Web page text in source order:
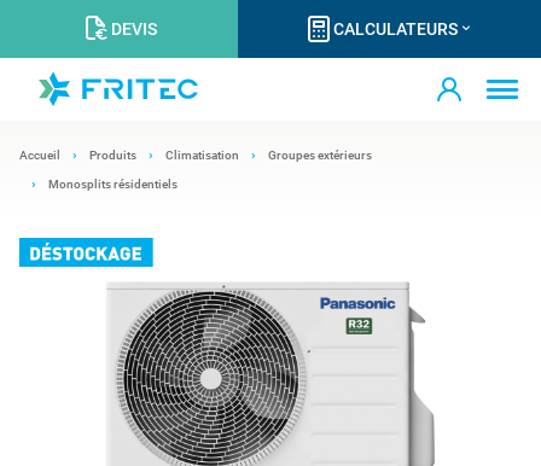
DEVIS CALCULATEURS
Accueil Produits Climatisation Groupes extérieurs
Monosplits résidentiels